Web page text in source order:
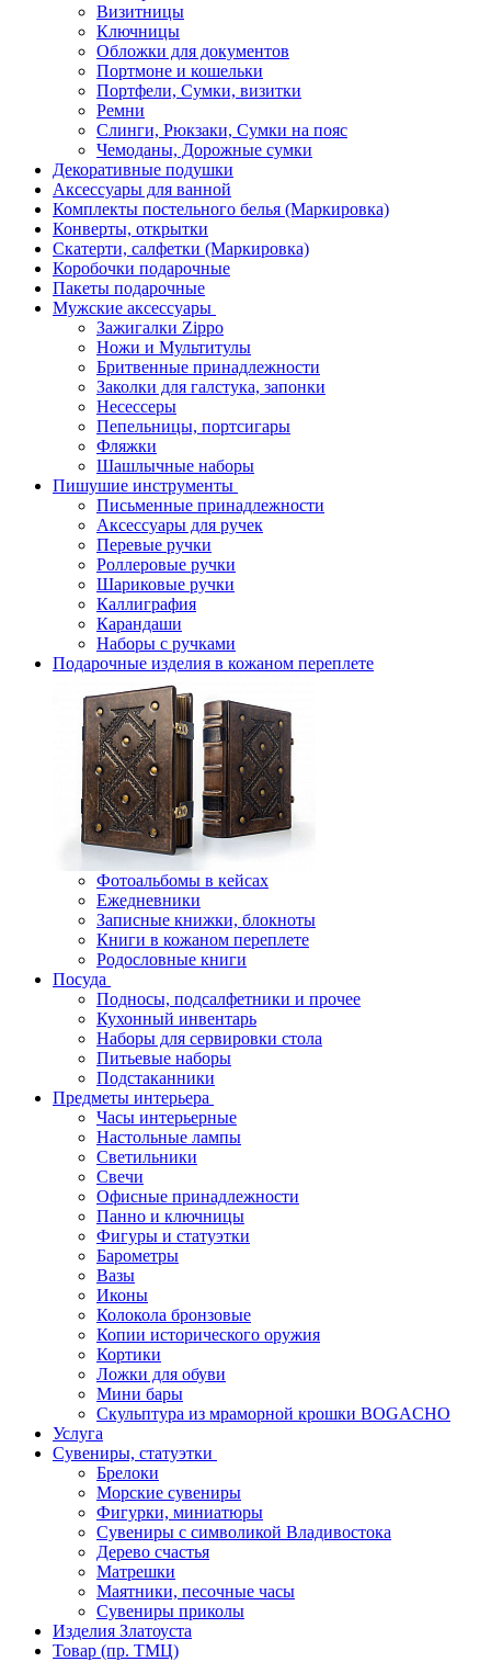
Визитницы
Ключницы
Обложки для документов
Портмоне и кошельки
Портфели, Сумки, визитки
Ремни
Слинги, Рюкзаки, Сумки на пояс
Чемоданы, Дорожные сумки
Декоративные подушки
Аксессуары для ванной
Комплекты постельного белья (Маркировка)
Конверты, открытки
Скатерти, салфетки (Маркировка)
Коробочки подарочные
Пакеты подарочные
Мужские аксессуары
Зажигалки Zippo
Ножи и Мультитулы
Бритвенные принадлежности
Заколки для галстука, запонки
Несессеры
Пепельницы, портсигары
Фляжки
Шашлычные наборы
Пишушие инструменты
Письменные принадлежности
Аксессуары для ручек
Перевые ручки
Роллеровые ручки
Шариковые ручки
Каллиграфия
Карандаши
Наборы с ручками
Подарочные изделия в кожаном переплете
Фотоальбомы в кейсах
Ежедневники
Записные книжки, блокноты
Книги в кожаном переплете
Родословные книги
Посуда
Подносы, подсалфетники и прочее
Кухонный инвентарь
Наборы для сервировки стола
Питьевые наборы
Подстаканники
Предметы интерьера
Часы интерьерные
Настольные лампы
Светильники
Свечи
Офисные принадлежности
Панно и ключницы
Фигуры и статуэтки
Барометры
Вазы
Иконы
Колокола бронзовые
Копии исторического оружия
Кортики
Ложки для обуви
Мини бары
Скульптура из мраморной крошки BOGACHO
Услуга
Сувениры, статуэтки
Брелоки
Морские сувениры
Фигурки, миниатюры
Сувениры с символикой Владивостока
Дерево счастья
Матрешки
Маятники, песочные часы
Сувениры приколы
Изделия Златоуста
Товар (пр. ТМЦ)